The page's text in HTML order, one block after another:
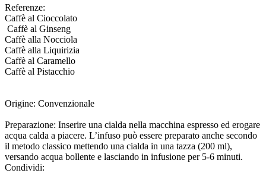
Referenze:
Caffè al Cioccolato
Caffè al Ginseng
Caffè alla Nocciola
Caffè alla Liquirizia
Caffè al Caramello
Caffè al Pistacchio
Origine: Convenzionale
Preparazione: Inserire una cialda nella macchina espresso ed erogare
acqua calda a piacere. L’infuso può essere preparato anche secondo
il metodo classico mettendo una cialda in una tazza (200 ml),
versando acqua bollente e lasciando in infusione per 5-6 minuti.
Condividi: